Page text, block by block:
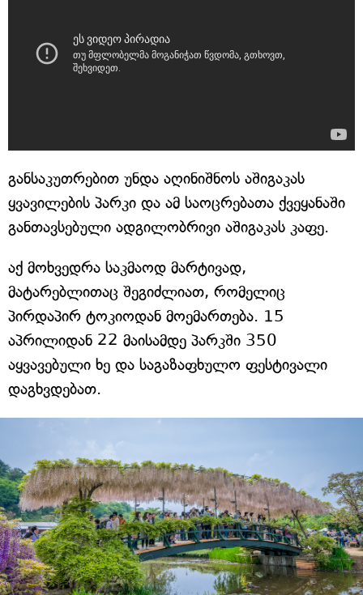
განსაკუთრებით უნდა აღინიშნოს აშიგაკას
ყვავილების პარკი და ამ საოცრებათა ქვეყანაში
განთავსებული ადგილობრივი აშიგაკას კაფე.
აქ მოხვედრა საკმაოდ მარტივად,
მატარებლითაც შეგიძლიათ, რომელიც
პირდაპირ ტოკიოდან მოემართება. 15
აპრილიდან 22 მაისამდე პარკში 350
აყვავებული ხე და საგაზაფხულო ფესტივალი
დაგხვდებათ.